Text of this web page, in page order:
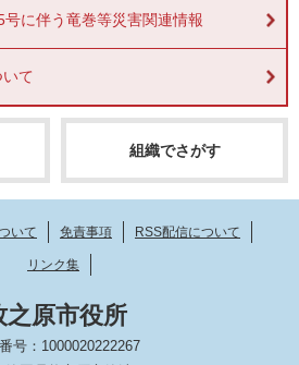
に伴う竜巻等災害関連情報
て
組織でさがす
いて 免責事項 RSS配信について
リンク集
之原市役所
号：1000020222267